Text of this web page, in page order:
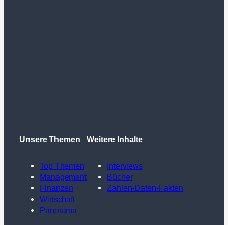
Unsere Themen
Top Themen
Management
Finanzen
Wirtschaft
Panorama
Weitere Inhalte
Interviews
Bücher
Zahlen-Daten-Fakten